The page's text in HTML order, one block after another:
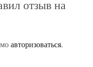
отзыв на
авторизоваться.